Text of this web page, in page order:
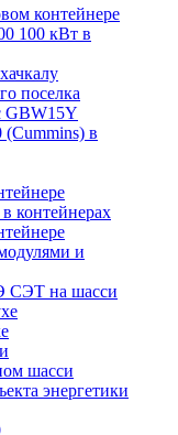
контейнере
100 кВт в
поселка
GВW15Y
в
контейнерах
и
СЭТ на шасси
шасси
энергетики